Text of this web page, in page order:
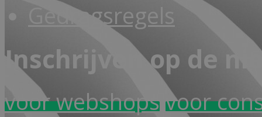
Gedragsregels
Inschrijven op de
voor webshopsvoor